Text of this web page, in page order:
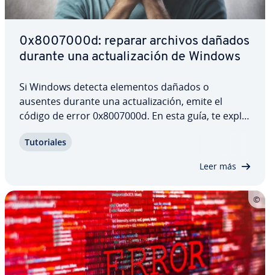
0x8007000d: reparar archivos dañados
durante una ac­tua­li­za­ción de Windows
Si Windows detecta elementos dañados o
ausentes durante una ac­tua­li­za­ción, emite el
código de error 0x8007000d. En esta guía, te ex­pli­
0x8007000d. Además de so­lu­cio­nar el error en el
Tu­to­ria­les
Leer más